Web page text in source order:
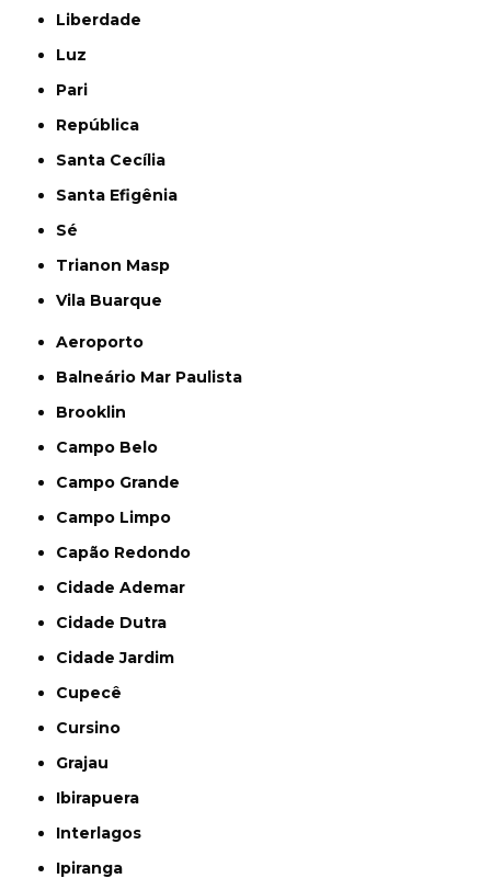
Liberdade
Luz
Pari
República
Santa Cecília
Santa Efigênia
Sé
Trianon Masp
Vila Buarque
Aeroporto
Balneário Mar Paulista
Brooklin
Campo Belo
Campo Grande
Campo Limpo
Capão Redondo
Cidade Ademar
Cidade Dutra
Cidade Jardim
Cupecê
Cursino
Grajau
Ibirapuera
Interlagos
Ipiranga